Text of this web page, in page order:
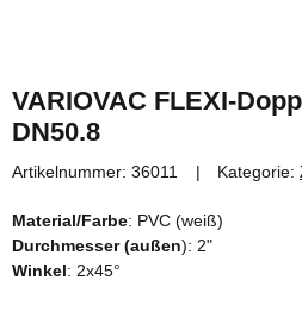
VARIOVAC FLEXI-
DN50.8
Artikelnummer: 36011 Kategorie:
Material/Farbe: PVC (weiß)
Durchmesser (außen): 2"
Winkel: 2x45°